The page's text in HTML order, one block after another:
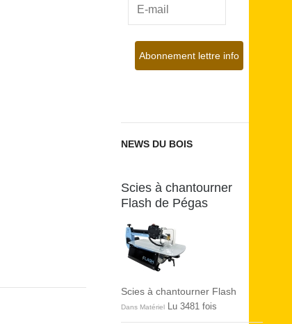
NEWS DU BOIS
Scies à chantourner
Flash de Pégas
Scies à chantourner Flash
Dans Matériel Lu 3481 fois